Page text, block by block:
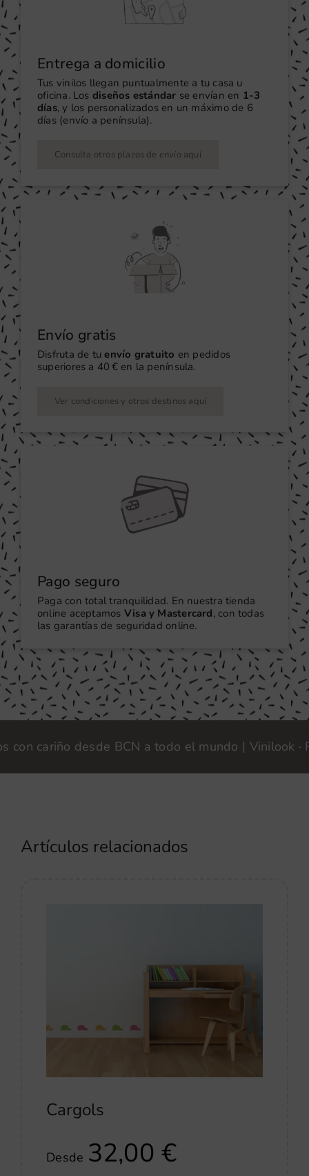
Entrega a domicilio
Tus vinilos llegan puntualmente a tu casa u
oficina. Los diseños estándar se envían en 1-3
días, y los personalizados en un máximo de 6
días (envío a península).
Consulta otros plazos de envío aquí
Envío gratis
Disfruta de tu envío gratuito en pedidos
superiores a 40 € en la península.
Ver condiciones y otros destinos aquí
Pago seguro
Paga con total tranquilidad. En nuestra tienda
online aceptamos Visa y Mastercard, con todas
las garantías de seguridad online.
desde BCN a todo el mundo | Vinilook ·
Artículos relacionados
Cargols
Desde 32,00€